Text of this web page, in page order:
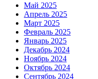
Май 2025
Апрель 2025
Март 2025
Февраль 2025
Январь 2025
Декабрь 2024
Ноябрь 2024
Октябрь 2024
Сентябрь 2024